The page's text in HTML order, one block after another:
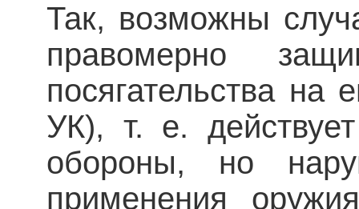
Так, возможны
правомерно
посягательства на
УК), т. е.
обороны, но
применения